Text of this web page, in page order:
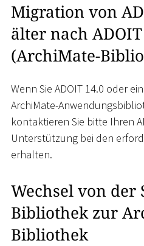
Migration von
älter nach
(ArchiMate-
Wenn Sie ADOIT 14.0 oder
ArchiMate-
kontaktieren Sie bitte Ihren
Unterstützung bei den
erhalten.
Wechsel von der
Bibliothek zur
Bibliothek